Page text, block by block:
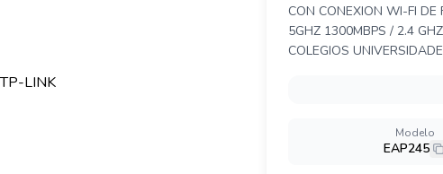
CON CONEXION WI-FI DE
5GHZ 1300MBPS / 2.4
COLEGIOS
Modelo
EAP245